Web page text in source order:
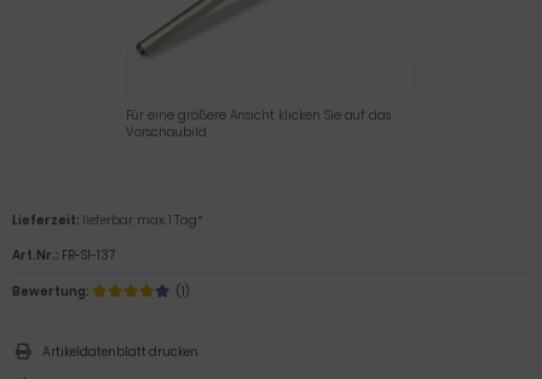
Für eine größere Ansicht klicken Sie auf das
Vorschaubild
Lieferzeit: lieferbar, max. 1 Tag*
Art.Nr.: FR-SI-137
Bewertung:
(1)
Artikeldatenblatt drucken